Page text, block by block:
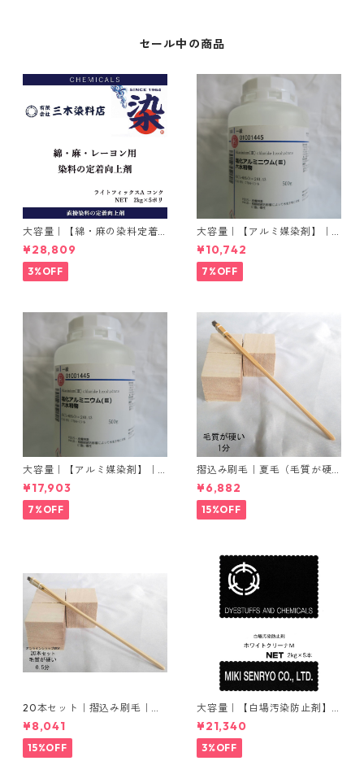
セール中の商品
大容量｜【綿・麻の染料定着
向上剤】｜2kg×5本｜ライト
フィックスAコンク
¥28,809
3%OFF
大容量｜【アルミ媒染剤】｜5
00g−3本入り｜塩化アルミニ
ウム
¥10,742
7%OFF
大容量｜【アルミ媒染剤】｜5
00g−5本入り｜塩化アルミニ
ウム
¥17,903
7%OFF
摺込み刷毛｜夏毛（毛質が硬
い）1分｜16本入り＊1セット
¥6,882
15%OFF
20本セット｜摺込み刷毛｜夏
毛（毛質が硬い）0.5分
¥8,041
15%OFF
大容量｜【白場汚染防止剤】
｜2kg×5本｜ホワイトクリー
ナＭ
¥21,340
3%OFF